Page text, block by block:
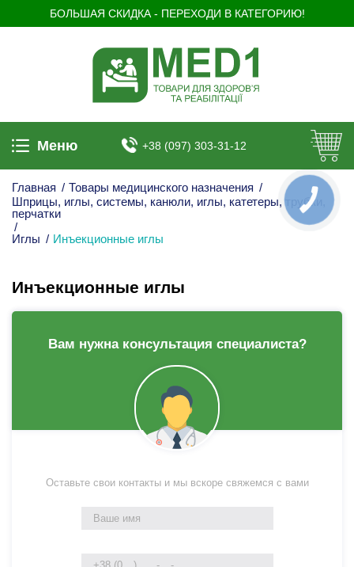
БОЛЬШАЯ СКИДКА - ПЕРЕХОДИ В КАТЕГОРИЮ!
Меню +38 (097) 303-31-12
Главная / Товары медицинского назначения /
Шприцы, иглы, системы, канюли, иглы, катетеры, трубки,
перчатки
/
Иглы / Инъекционные иглы
Инъекционные иглы
Вам нужна консультация специалиста?
Оставьте свои контакты и мы вскоре свяжемся с вами
КНОПКА
ЗВ'ЯЗКУ